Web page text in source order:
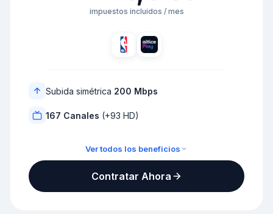
impuestos incluidos / mes
Subida simétrica 200 Mbps
167 Canales (+93 HD)
Ver todos los beneficios
TV Full + Altice TV ProContratar Ahora